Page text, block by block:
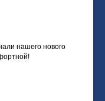
нашего нового